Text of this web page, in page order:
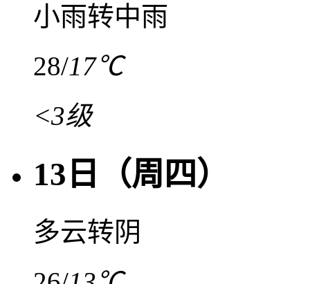
小雨转中雨
28/17℃
<3级
13日（周四）
多云转阴